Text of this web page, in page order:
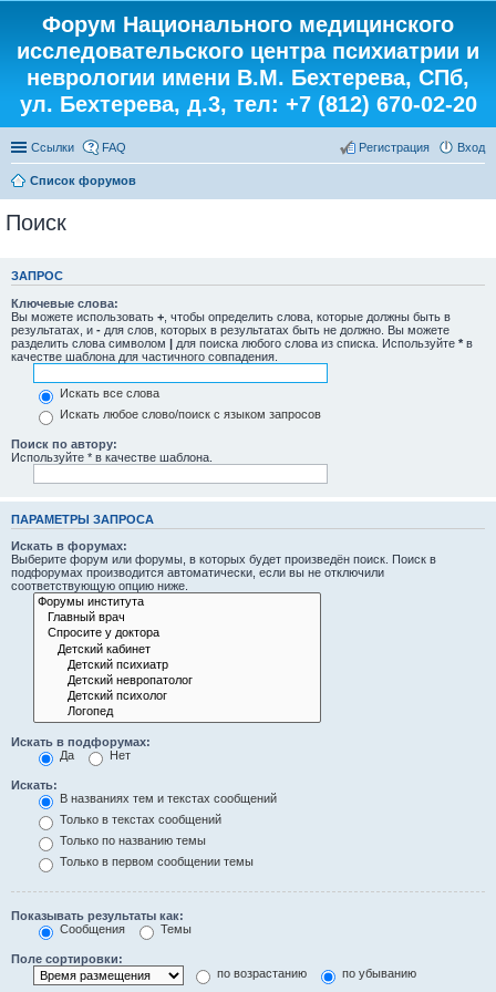
Форум Национального медицинского
исследовательского центра психиатрии и
неврологии имени В.М. Бехтерева, СПб,
ул. Бехтерева, д.3, тел: +7 (812) 670-02-20
Ссылки FAQ Вход
Регистрация
Список форумов
Поиск
ЗАПРОС
Ключевые слова:
Вы можете использовать + , чтобы определить слова, которые должны быть в
результатах, и - для слов, которых в результатах быть не должно. Вы можете
разделить слова символом | для поиска любого слова из списка. Используйте * в
качестве шаблона для частичного совпадения.
Искать все слова
Искать любое слово/поиск с языком запросов
Поиск по автору:
Используйте * в качестве шаблона.
ПАРАМЕТРЫ ЗАПРОСА
Искать в форумах:
Выберите форум или форумы, в которых будет произведён поиск. Поиск в
подфорумах производится автоматически, если вы не отключили
соответствующую опцию ниже.
Искать в подфорумах:
Да
Нет
Искать:
В названиях тем и текстах сообщений
Только в текстах сообщений
Только по названию темы
Только в первом сообщении темы
Показывать результаты как:
Сообщения
Темы
Поле сортировки:
по возрастанию
по убыванию